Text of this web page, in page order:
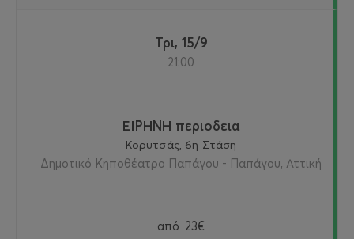
Τρι, 15/9
21:00
ΕΙΡΗΝΗ περιοδεια
Κορυτσάς, 6η Στάση
Δημοτικό Κηποθέατρο Παπάγου - Παπάγου, Αττική
από 23€